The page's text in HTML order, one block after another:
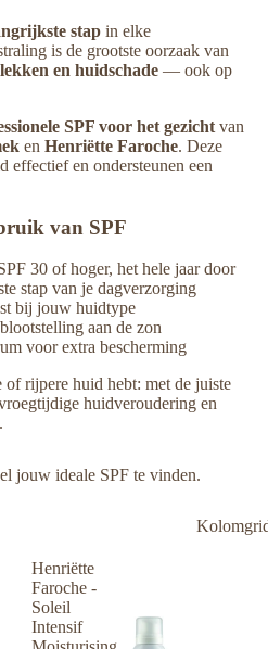
stap in elke
is de grootste oorzaak van
en huidschade — ook op
SPF voor het gezicht van
en Henriëtte Faroche. Deze
effectief en ondersteunen een
van SPF
30 of hoger, het hele jaar door
stap van je dagverzorging
bij jouw huidtype
aan de zon
voor extra bescherming
rijpere huid hebt: met de juiste
huidveroudering en
jouw ideale SPF te vinden.
Henriëtte
Faroche -
Soleil
Intensif